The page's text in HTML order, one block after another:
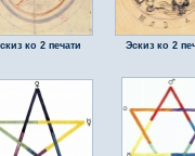
ко 2 печати Эскиз ко 2